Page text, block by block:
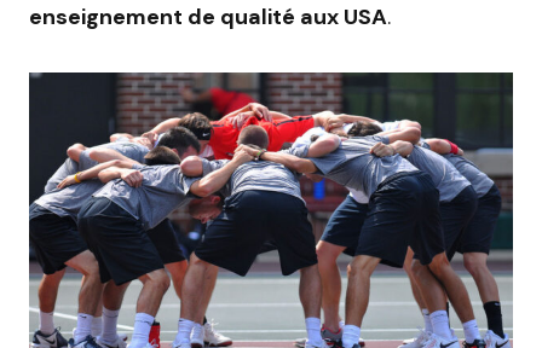
enseignement de qualité aux USA.